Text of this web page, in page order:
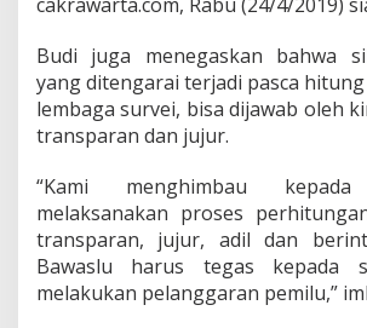
cakrawarta.com, Rabu (24/4/2019)
Budi juga menegaskan bahwa
yang ditengarai terjadi pasca
lembaga survei, bisa dijawab oleh
transparan dan jujur.
“Kami menghimbau
melaksanakan proses
transparan, jujur, adil dan
Bawaslu harus tegas kepada
melakukan pelanggaran pemilu,”